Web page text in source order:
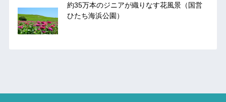
約35万本のジニアが織りなす花風景（国営
ひたち海浜公園）